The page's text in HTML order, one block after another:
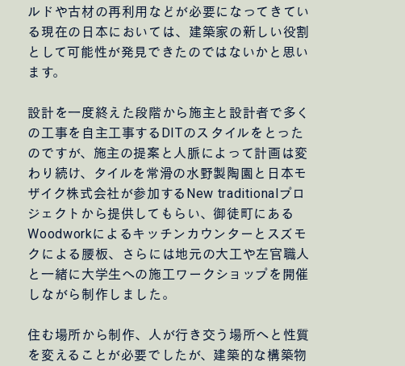
明日の郊外団地
2026.08.04
ルドや古材の再利用などが必要になってきてい
る現在の日本においては、建築家の新しい役割
として可能性が発見できたのではないかと思い
ます。
設計を一度終えた段階から施主と設計者で多く
の工事を自主工事するDITのスタイルをとった
のですが、施主の提案と人脈によって計画は変
わり続け、タイルを常滑の水野製陶園と日本モ
ザイク株式会社が参加するNew traditionalプロ
ジェクトから提供してもらい、御徒町にある
Woodworkによるキッチンカウンターとスズモ
クによる腰板、さらには地元の大工や左官職人
と一緒に大学生への施工ワークショップを開催
しながら制作しました。
住む場所から制作、人が行き交う場所へと性質
を変えることが必要でしたが、建築的な構築物